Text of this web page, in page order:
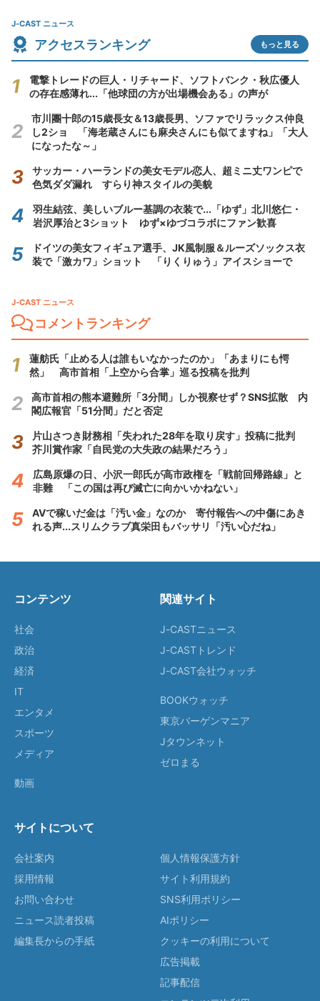
J-CAST ニュース
アクセスランキング もっと見る
電撃トレードの巨人・リチャード、ソフトバンク・秋広優人
の存在感薄れ...「他球団の方が出場機会ある」の声が
市川團十郎の15歳長女＆13歳長男、ソファでリラックス仲良
し2ショ 「海老蔵さんにも麻央さんにも似てますね」「大人
になったな～」
サッカー・ハーランドの美女モデル恋人、超ミニ丈ワンピで
色気ダダ漏れ すらり神スタイルの美貌
羽生結弦、美しいブルー基調の衣装で...「ゆず」北川悠仁・
岩沢厚治と3ショット ゆず×ゆづコラボにファン歓喜
ドイツの美女フィギュア選手、JK風制服＆ルーズソックス衣
装で「激カワ」ショット 「りくりゅう」アイスショーで
J-CAST ニュース
コメントランキング
蓮舫氏「止める人は誰もいなかったのか」「あまりにも愕
然」 高市首相「上空から合掌」巡る投稿を批判
高市首相の熊本避難所「3分間」しか視察せず？SNS拡散 内
閣広報官「51分間」だと否定
片山さつき財務相「失われた28年を取り戻す」投稿に批判
芥川賞作家「自民党の大失政の結果だろう」
広島原爆の日、小沢一郎氏が高市政権を「戦前回帰路線」と
非難 「この国は再び滅亡に向かいかねない」
AVで稼いだ金は「汚い金」なのか 寄付報告への中傷にあき
れる声...スリムクラブ真栄田もバッサリ「汚い心だね」
コンテンツ
社会
政治
経済
IT
エンタメ
スポーツ
メディア
動画
関連サイト
J-CASTニュース
J-CASTトレンド
J-CAST会社ウォッチ
BOOKウォッチ
東京バーゲンマニア
Jタウンネット
ゼロまる
サイトについて
会社案内
採用情報
お問い合わせ
ニュース読者投稿
編集長からの手紙
個人情報保護方針
サイト利用規約
SNS利用ポリシー
AIポリシー
クッキーの利用について
広告掲載
記事配信